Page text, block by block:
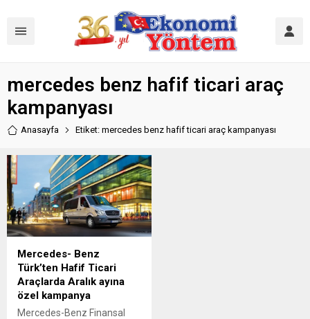
mercedes benz hafif ticari araç
kampanyası
Anasayfa Etiket: mercedes benz hafif ticari araç kampanyası
Mercedes- Benz
Türk’ten Hafif Ticari
Araçlarda Aralık ayına
özel kampanya
Mercedes-Benz Finansal